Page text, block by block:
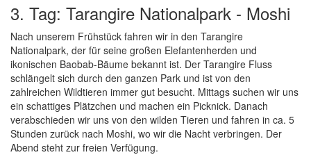
3. Tag: Tarangire Nationalpark - Moshi
Nach unserem Frühstück fahren wir in den Tarangire
Nationalpark, der für seine großen Elefantenherden und
ikonischen Baobab-Bäume bekannt ist. Der Tarangire Fluss
schlängelt sich durch den ganzen Park und ist von den
zahlreichen Wildtieren immer gut besucht. Mittags suchen wir uns
ein schattiges Plätzchen und machen ein Picknick. Danach
verabschieden wir uns von den wilden Tieren und fahren in ca. 5
Stunden zurück nach Moshi, wo wir die Nacht verbringen. Der
Abend steht zur freien Verfügung.